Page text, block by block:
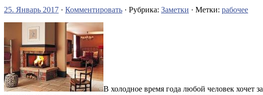
25. Январь 2017 · Комментировать · Рубрика: Заметки · Метки: рабочее
В холодное время года любой человек хочет